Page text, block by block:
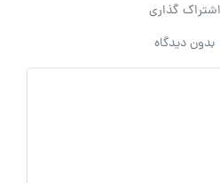
اشتراک گذاری
بدون دیدگاه